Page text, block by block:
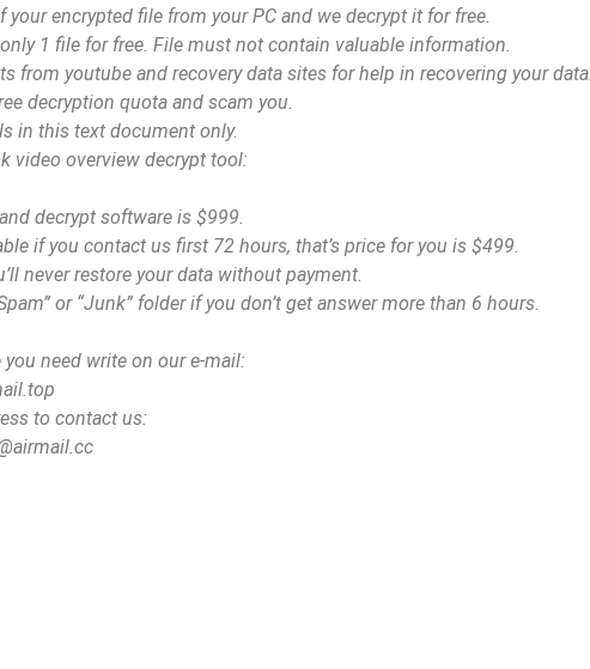
your encrypted file from your PC and we decrypt it for free.
1 file for free. File must not contain valuable information.
from youtube and recovery data sites for help in recovering your data.
decryption quota and scam you.
in this text document only.
video overview decrypt tool:
decrypt software is $999.
if you contact us first 72 hours, that’s price for you is $499.
never restore your data without payment.
or “Junk” folder if you don’t get answer more than 6 hours.
need write on our e-mail:
to contact us: